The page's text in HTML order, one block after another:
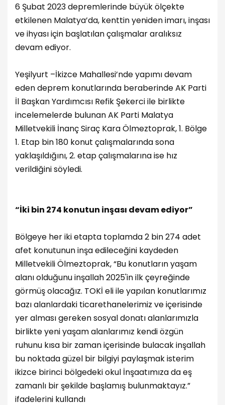
6 Şubat 2023 depremlerinde büyük ölçekte
etkilenen Malatya’da, kenttin yeniden imarı, inşası
ve ihyası için başlatılan çalışmalar aralıksız
devam ediyor.
Yeşilyurt –İkizce Mahallesi’nde yapımı devam
eden deprem konutlarında beraberinde AK Parti
İl Başkan Yardımcısı Refik Şekerci ile birlikte
incelemelerde bulunan AK Parti Malatya
Milletvekili İnanç Siraç Kara Ölmeztoprak, 1. Bölge
1. Etap bin 180 konut çalışmalarında sona
yaklaşıldığını, 2. etap çalışmalarına ise hız
verildiğini söyledi.
“İki bin 274 konutun inşası devam ediyor”
Bölgeye her iki etapta toplamda 2 bin 274 adet
afet konutunun inşa edileceğini kaydeden
Milletvekili Ölmeztoprak, “Bu konutların yaşam
alanı olduğunu inşallah 2025'in ilk çeyreğinde
görmüş olacağız. TOKİ eli ile yapılan konutlarımız
bazı alanlardaki ticarethanelerimiz ve içerisinde
yer alması gereken sosyal donatı alanlarımızla
birlikte yeni yaşam alanlarımız kendi özgün
ruhunu kısa bir zaman içerisinde bulacak inşallah
bu noktada güzel bir bilgiyi paylaşmak isterim
ikizce birinci bölgedeki okul İnşaatımıza da eş
zamanlı bir şekilde başlamış bulunmaktayız.”
ifadelerini kullandı